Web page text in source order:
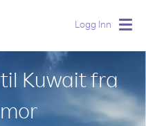
Logg Inn
Kuwait fra